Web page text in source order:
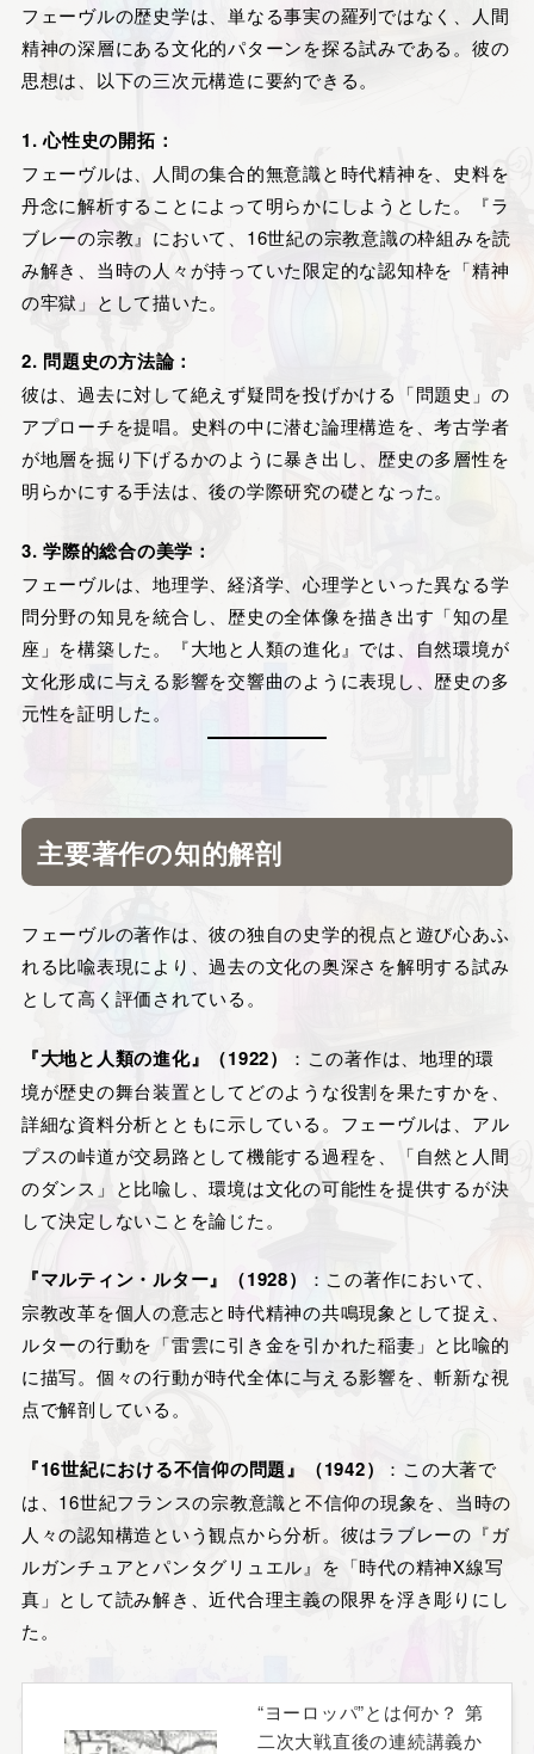
フェーヴルの歴史学は、単なる事実の羅列ではなく、人間
精神の深層にある文化的パターンを探る試みである。彼の
思想は、以下の三次元構造に要約できる。
1. 心性史の開拓：
フェーヴルは、人間の集合的無意識と時代精神を、史料を
丹念に解析することによって明らかにしようとした。『ラ
ブレーの宗教』において、16世紀の宗教意識の枠組みを読
み解き、当時の人々が持っていた限定的な認知枠を「精神
の牢獄」として描いた。
2. 問題史の方法論：
彼は、過去に対して絶えず疑問を投げかける「問題史」の
アプローチを提唱。史料の中に潜む論理構造を、考古学者
が地層を掘り下げるかのように暴き出し、歴史の多層性を
明らかにする手法は、後の学際研究の礎となった。
3. 学際的総合の美学：
フェーヴルは、地理学、経済学、心理学といった異なる学
問分野の知見を統合し、歴史の全体像を描き出す「知の星
座」を構築した。『大地と人類の進化』では、自然環境が
文化形成に与える影響を交響曲のように表現し、歴史の多
元性を証明した。
主要著作の知的解剖
フェーヴルの著作は、彼の独自の史学的視点と遊び心あふ
れる比喩表現により、過去の文化の奥深さを解明する試み
として高く評価されている。
『大地と人類の進化』（1922）
：この著作は、地理的環
境が歴史の舞台装置としてどのような役割を果たすかを、
詳細な資料分析とともに示している。フェーヴルは、アル
プスの峠道が交易路として機能する過程を、「自然と人間
のダンス」と比喩し、環境は文化の可能性を提供するが決
して決定しないことを論じた。
『マルティン・ルター』（1928）
：この著作において、
宗教改革を個人の意志と時代精神の共鳴現象として捉え、
ルターの行動を「雷雲に引き金を引かれた稲妻」と比喩的
に描写。個々の行動が時代全体に与える影響を、斬新な視
点で解剖している。
『16世紀における不信仰の問題』（1942）
：この大著で
は、16世紀フランスの宗教意識と不信仰の現象を、当時の
人々の認知構造という観点から分析。彼はラブレーの『ガ
ルガンチュアとパンタグリュエル』を「時代の精神X線写
真」として読み解き、近代合理主義の限界を浮き彫りにし
た。
“ヨーロッパ”とは何か？ 第
二次大戦直後の連続講義か